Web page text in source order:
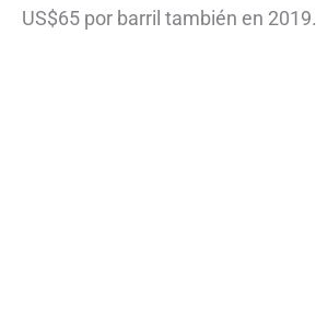
US$65 por barril también en 2019.